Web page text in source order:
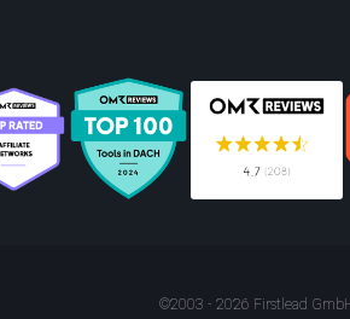
©2003 - 2026 Firstlead